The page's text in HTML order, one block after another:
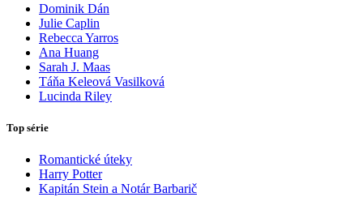
Dominik Dán
Julie Caplin
Rebecca Yarros
Ana Huang
Sarah J. Maas
Táňa Keleová Vasilková
Lucinda Riley
Top série
Romantické úteky
Harry Potter
Kapitán Stein a Notár Barbarič